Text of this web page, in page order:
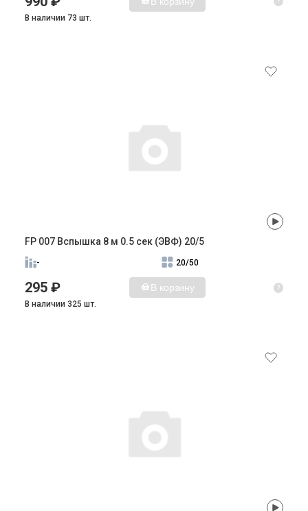
В наличии 73 шт.
FP 007 Вспышка 8 м 0.5 сек (ЭВФ) 20/5
- 20/50
295 ₽ В корзину ?
В наличии 325 шт.